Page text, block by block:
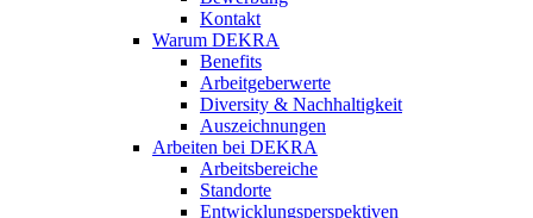
Kontakt
Warum DEKRA
Benefits
Arbeitgeberwerte
Diversity & Nachhaltigkeit
Auszeichnungen
Arbeiten bei DEKRA
Arbeitsbereiche
Standorte
Entwicklungsperspektiven